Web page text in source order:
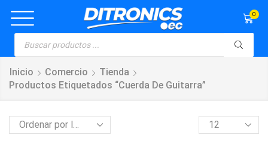
0
Inicio Comercio
Tienda
Productos Etiquetados “cuerda De Guitarra”